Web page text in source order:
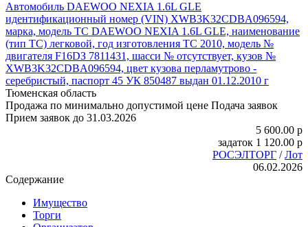
Автомобиль DAEWOO NEXIA1.6L GLE
идентификационный номер (VIN) XWB3K32CDBA096594,
марка, модель ТС DAEWOO NEXIA1.6L GLE, наименование
(тип ТС) легковой, год изготовления ТС 2010, модель №
двигателя F16DЗ 7811431, шасси № отсутствует, кузов №
XWB3K32CDBA096594, цвет кузова перламутрово -
серебристый, паспорт 45 УК 850487 выдан 01.12.2010 г
Тюменская область
Продажа по минимально допустимой цене Подача заявок
Прием заявок до 31.03.2026
5 600.00 p
задаток 1 120.00 p
РОСЭЛТОРГ /Лот
06.02.2026
Содержание
Имущество
Торги